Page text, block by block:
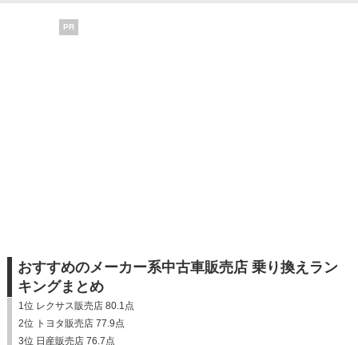
PR
おすすめのメーカー系中古車販売店 乗り換えラン
キングまとめ
1位 レクサス販売店 80.1点
2位 トヨタ販売店 77.9点
3位 日産販売店 76.7点